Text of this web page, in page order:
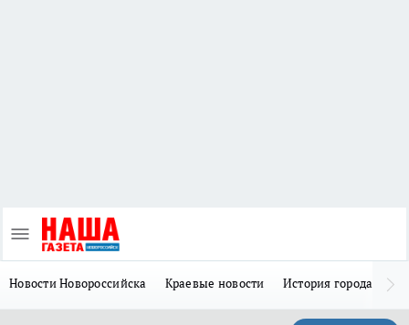
Новости Новороссийска Краевые новости История города Н